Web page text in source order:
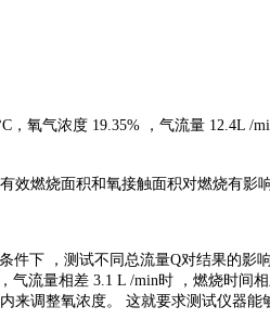
氧气浓度 19.35% ，气流量 12.4L /
效燃烧面积和氧接触面积对燃烧有影响
下 ，测试不同总流量Q对结果的
流量相差 3.1 L /min时 ，燃烧时间
调整氧浓度。 这就要求测试仪器能